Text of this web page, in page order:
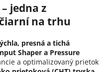
jedna z
na trhu
presná a tichá
Shaper a Pressure
a optimalizovaný prietok